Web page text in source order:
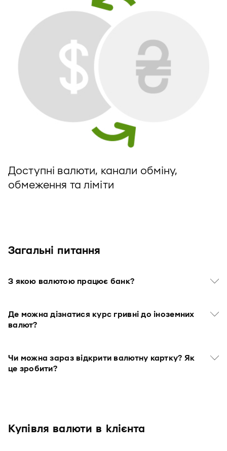
Доступні валюти, канали обміну,
обмеження та ліміти
Загальні питання
З якою валютою працює банк?
Де можна дізнатися курс гривні до іноземних
валют?
Чи можна зараз відкрити валютну картку? Як
це зробити?
Купівля валюти в клієнта